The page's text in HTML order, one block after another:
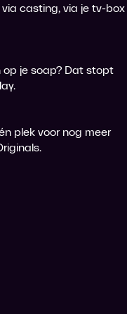
casting, via je tv-box
op je soap? Dat stopt
plek voor nog meer